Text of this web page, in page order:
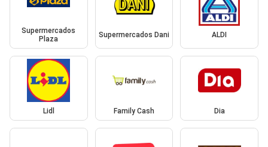
Supermercados
Plaza
Supermercados Dani ALDI
Lidl Family Cash Dia